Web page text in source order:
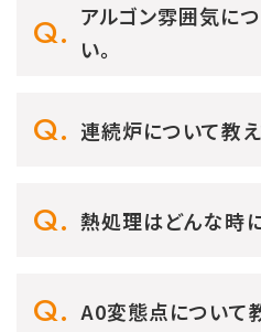
アルゴン雰囲気に
い。
連続炉について教え
熱処理はどんな時
A0変態点について